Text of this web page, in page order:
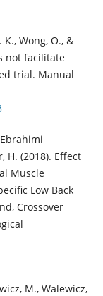
K., Wong, O., &
not facilitate
trial. Manual
H. (2018). Effect
Muscle
Low Back
Crossover
M., Walewicz,